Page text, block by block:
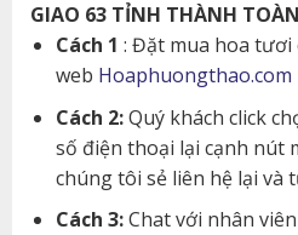
GIAO 63 TỈNH THÀNH
Cách 1 : Đặt mua hoa tươi
web Hoaphuongthao.com
Cách 2:Quý khách click
số điện thoại lại cạnh nút
chúng tôi sẻ liên hệ lại và
Cách 3:Chat với nhân